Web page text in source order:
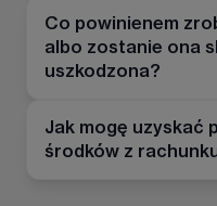
Co powinienem
albo zostanie ona
uszkodzona?
Jak mogę uzyskać
środków z